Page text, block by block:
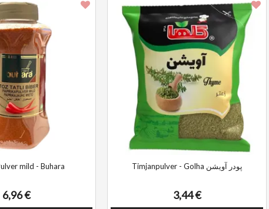
mild - Buhara
6,96 €
Timjanpulver - Golha پودر آویشن
3,44 €